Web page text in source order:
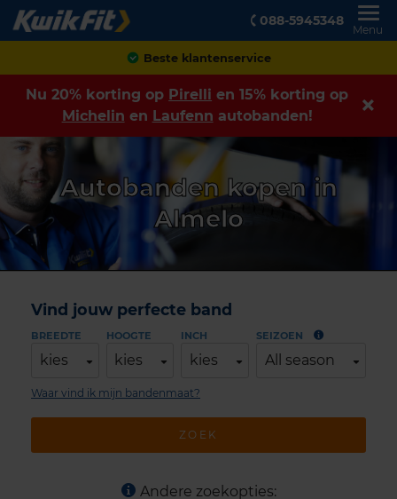
088-5945348
Menu
Achteraf betalen
Nu 20% korting op Pirelli en 15% korting op
Michelin en Laufenn autobanden!
Autobanden kopen in
Almelo
Vind jouw perfecte band
BREEDTE
kies
HOOGTE
kies
INCH
kies
SEIZOEN
All season
ZOEK
Waar vind ik mijn bandenmaat?
Andere zoekopties: